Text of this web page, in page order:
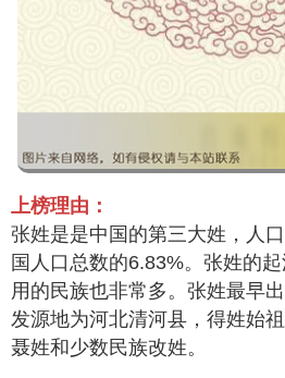
上榜理由：
张姓是是中国的第三大姓，人
国人口总数的6.83%。张姓的
用的民族也非常多。张姓最早
发源地为河北清河县，得姓始
聂姓和少数民族改姓。